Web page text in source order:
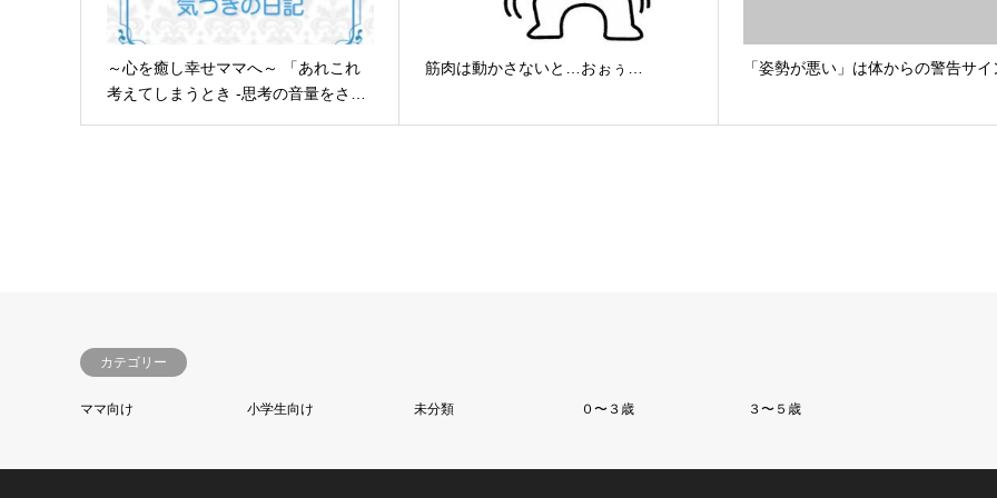
～心を癒し幸せママへ～ 「あれこれ
考えてしまうとき -思考の音量をさ…
筋肉は動かさないと…おぉぅ… 「姿勢が悪い」は体からの警告サイ
カテゴリー
ママ向け 小学生向け 未分類 ０〜３歳 ３〜５歳